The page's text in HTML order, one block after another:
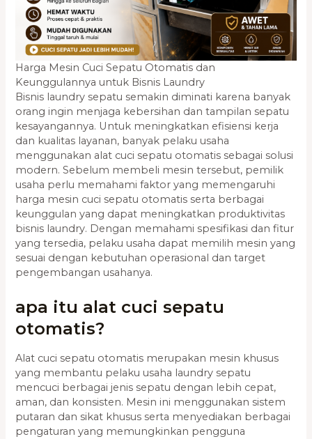
Harga Mesin Cuci Sepatu Otomatis dan
Keunggulannya untuk Bisnis Laundry
Bisnis laundry sepatu semakin diminati karena banyak
orang ingin menjaga kebersihan dan tampilan sepatu
kesayangannya. Untuk meningkatkan efisiensi kerja
dan kualitas layanan, banyak pelaku usaha
menggunakan alat cuci sepatu otomatis sebagai solusi
modern. Sebelum membeli mesin tersebut, pemilik
usaha perlu memahami faktor yang memengaruhi
harga mesin cuci sepatu otomatis serta berbagai
keunggulan yang dapat meningkatkan produktivitas
bisnis laundry. Dengan memahami spesifikasi dan fitur
yang tersedia, pelaku usaha dapat memilih mesin yang
sesuai dengan kebutuhan operasional dan target
pengembangan usahanya.
apa itu alat cuci sepatu
otomatis?
Alat cuci sepatu otomatis merupakan mesin khusus
yang membantu pelaku usaha laundry sepatu
mencuci berbagai jenis sepatu dengan lebih cepat,
aman, dan konsisten. Mesin ini menggunakan sistem
putaran dan sikat khusus serta menyediakan berbagai
pengaturan yang memungkinkan pengguna